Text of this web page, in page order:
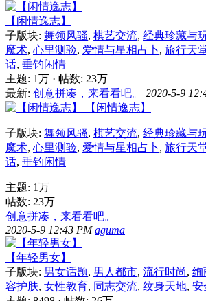
【闲情逸志】
子版块: 舞领风骚, 棋艺交流, 经典珍藏与
魔术, 心里测验, 爱情与星相占卜, 旅行天
话, 垂钓闲情
主题: 1万 · 帖数: 23万
最新: 创意拼凑，来看看吧。 2020-5-9
【闲情逸志】
子版块: 舞领风骚, 棋艺交流, 经典珍藏与
魔术, 心里测验, 爱情与星相占卜, 旅行天
话, 垂钓闲情
主题: 1万
帖数: 23万
创意拼凑，来看看吧。
2020-5-9 12:43 PMaguma
【年轻男女】
子版块: 男女话题, 男人都市, 流行时尚, 绚
容护肤, 女性教育, 同志交流, 纹身天地, 安